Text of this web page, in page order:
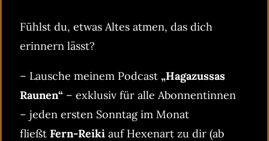
Fühlst du, etwas Altes atmen, das dich
erinnern lässt?
– Lausche meinem Podcast „Hagazussas
Raunen“ – exklusiv für alle Abonnentinnen
– jeden ersten Sonntag im Monat
fließt Fern-Reiki auf Hexenart zu dir (ab